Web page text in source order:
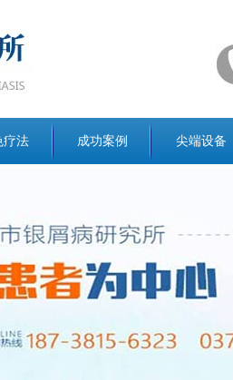
疗法 成功案例 尖端设备